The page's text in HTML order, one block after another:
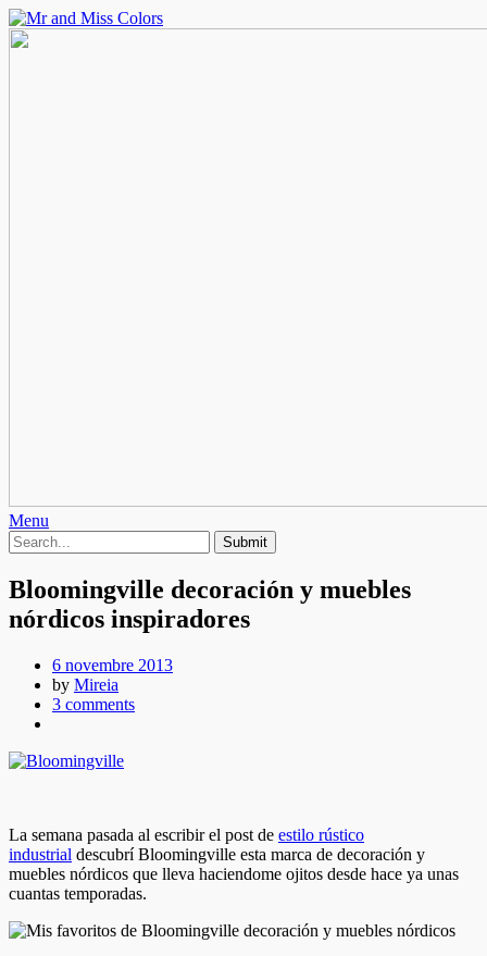
Menu
Bloomingville decoración y muebles
nórdicos inspiradores
6 novembre 2013
by Mireia
3 comments
La semana pasada al escribir el post de estilo rústico
industrial descubrí Bloomingville esta marca de decoración y
muebles nórdicos que lleva haciendome ojitos desde hace ya unas
cuantas temporadas.